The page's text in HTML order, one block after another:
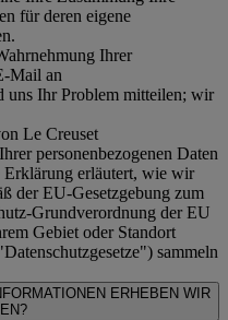
für deren eigene
Ihrer
Mail an
uns Ihr Problem mitteilen; wir
Le Creuset
personenbezogenen Daten
Erklärung erläutert, wie wir
der EU-Gesetzgebung zum
Grundverordnung der EU
Gebiet oder Standort
Datenschutzgesetze") sammeln
ERHEBEN WIR